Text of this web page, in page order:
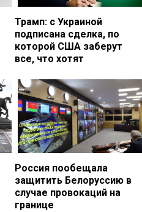
Трамп: с Украиной
подписана сделка, по
которой США заберут
все, что хотят
Россия пообещала
защитить Белоруссию в
случае провокаций на
границе